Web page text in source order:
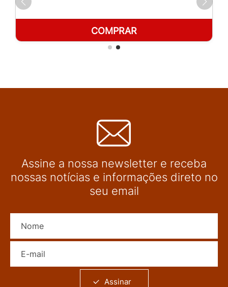
COMPRAR
Assine a nossa newsletter e receba
nossas notícias e informações direto no
seu email
Assinar